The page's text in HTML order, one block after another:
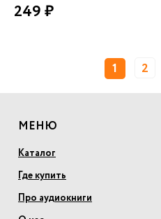
249 ₽
1 2
МЕНЮ
Каталог
Где купить
Про аудиокниги